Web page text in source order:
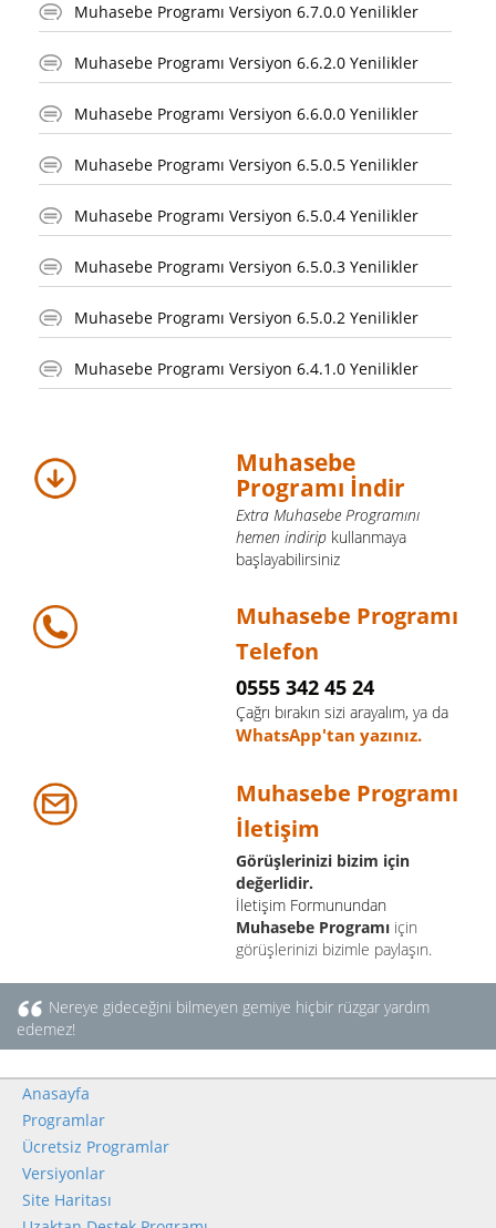
Muhasebe Programı Versiyon 6.7.0.0 Yenilikler
Muhasebe Programı Versiyon 6.6.2.0 Yenilikler
Muhasebe Programı Versiyon 6.6.0.0 Yenilikler
Muhasebe Programı Versiyon 6.5.0.5 Yenilikler
Muhasebe Programı Versiyon 6.5.0.4 Yenilikler
Muhasebe Programı Versiyon 6.5.0.3 Yenilikler
Muhasebe Programı Versiyon 6.5.0.2 Yenilikler
Muhasebe Programı Versiyon 6.4.1.0 Yenilikler
Muhasebe
Programı İndir
Extra Muhasebe Programını
hemen indirip kullanmaya
başlayabilirsiniz
Muhasebe Programı
Telefon
0555 342 45 24
Çağrı bırakın sizi arayalım, ya da
WhatsApp'tan yazınız.
Muhasebe Programı
İletişim
Görüşlerinizi bizim için
değerlidir.
İletişim Formunundan
Muhasebe Programı için
görüşlerinizi bizimle paylaşın.
Nereye gideceğini bilmeyen gemiye hiçbir rüzgar yardım
edemez!
Anasayfa
Programlar
Ücretsiz Programlar
Versiyonlar
Site Haritası